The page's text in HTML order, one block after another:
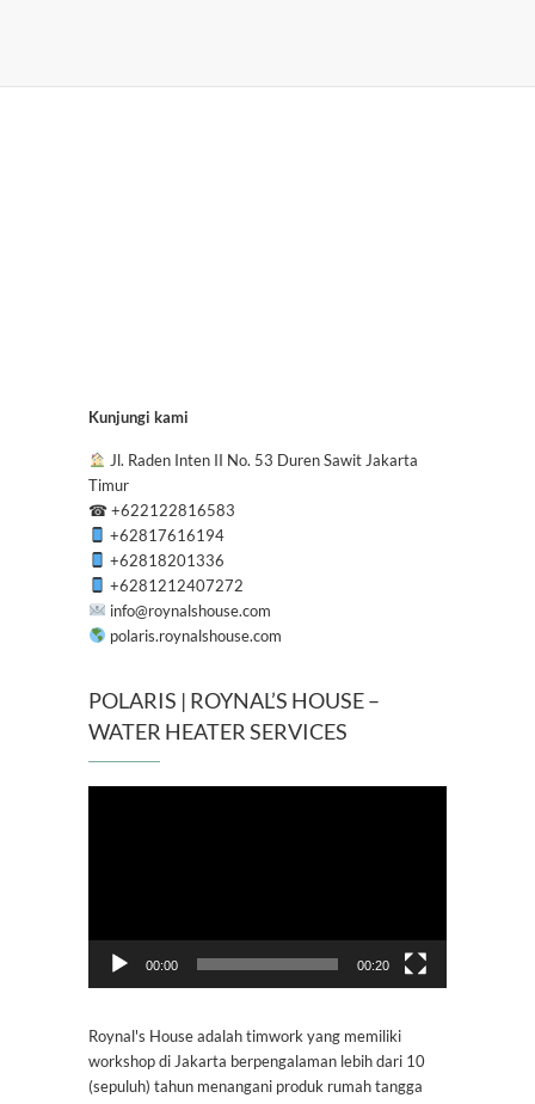
Kunjungi kami
Jl. Raden Inten II No. 53 Duren Sawit Jakarta
Timur
☎+622122816583
+62817616194
+62818201336
+6281212407272
info@roynalshouse.com
polaris.roynalshouse.com
POLARIS | ROYNAL’S HOUSE –
WATER HEATER SERVICES
00:00 00:20
Roynal's House adalah timwork yang memiliki
workshop di Jakarta berpengalaman lebih dari 10
(sepuluh) tahun menangani produk rumah tangga